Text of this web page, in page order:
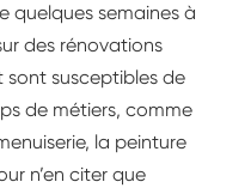
quelques semaines à
des rénovations
sont susceptibles de
de métiers, comme
la peinture
n’en citer que